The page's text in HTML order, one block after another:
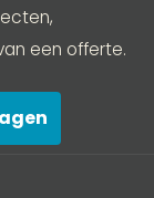
een offerte.